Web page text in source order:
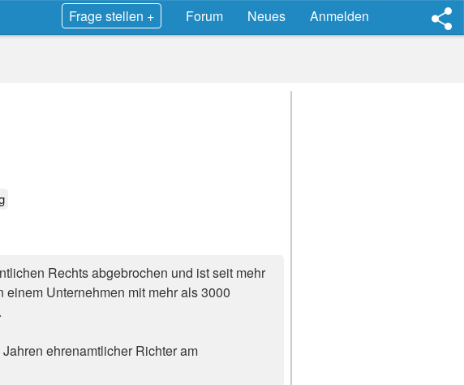
Frage stellen + Forum Neues Anmelden
Rechts abgebrochen und ist seit mehr
Unternehmen mit mehr als 3000
ehrenamtlicher Richter am